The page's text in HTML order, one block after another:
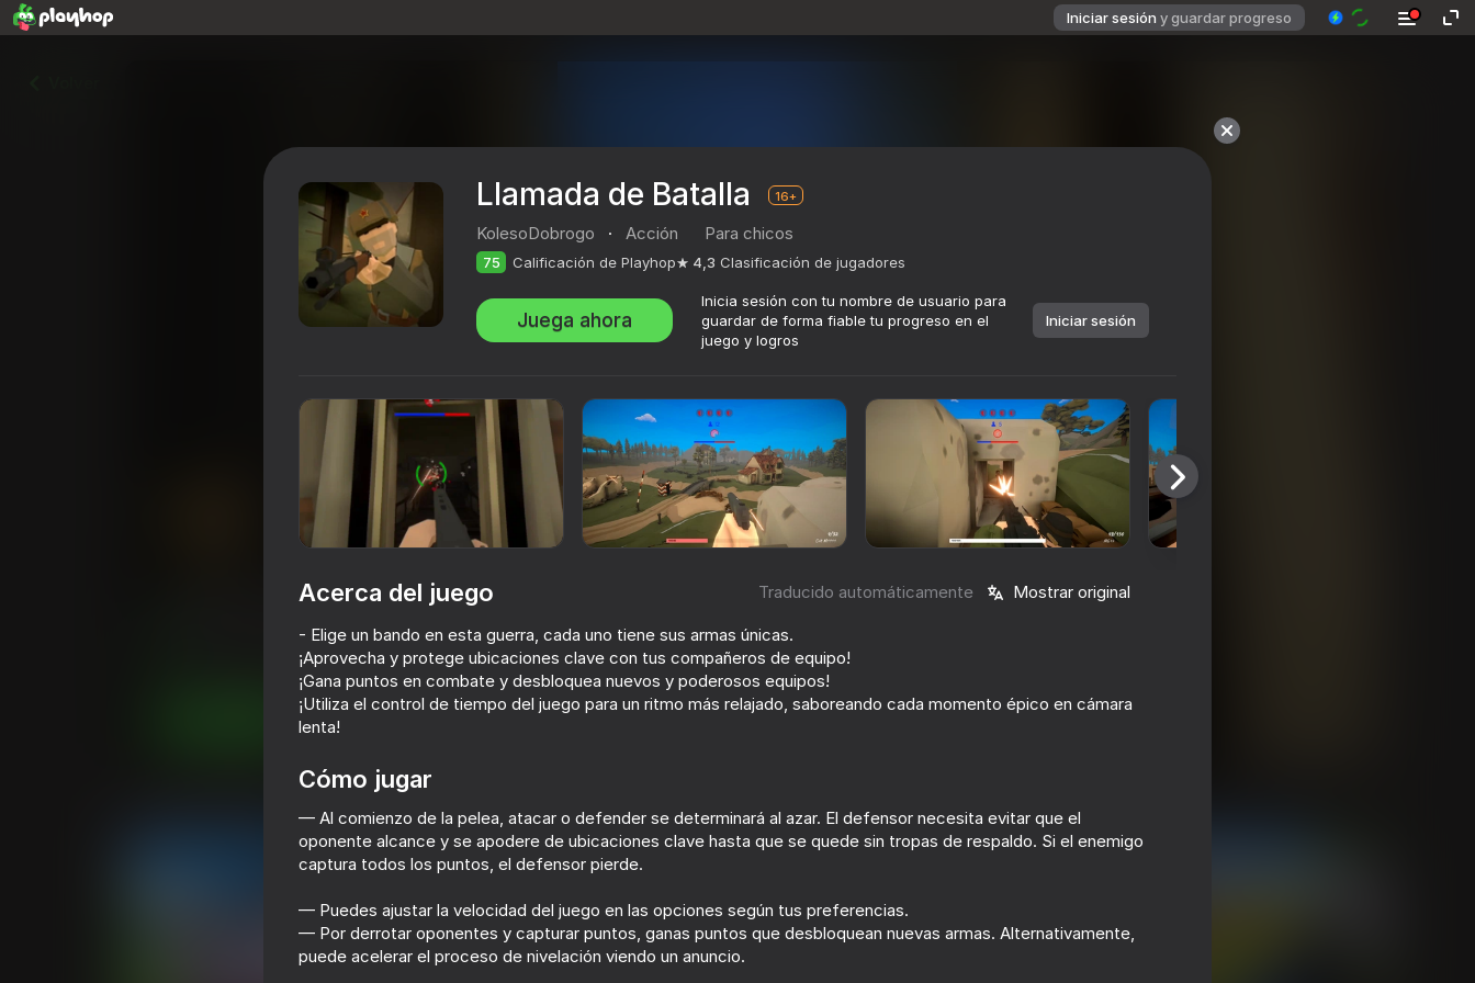
Iniciar sesión y guardar progreso
Llamada de Batalla
Calificación de Playhop 4,3 Clasificación de jugadores 16+
Para chicos KolesoDobrogo
Llamada de Batalla 16+
KolesoDobrogo · Acción Para chicos
75 Calificación de Playhop 4,3 Clasificación de jugadores
Juega ahora
Inicia sesión con tu nombre de usuario para
guardar de forma fiable tu progreso en el
juego y logros
Iniciar sesión
Acerca del juego Traducido automáticamente Mostrar original
- Elige un bando en esta guerra, cada uno tiene sus armas únicas.
¡Aprovecha y protege ubicaciones clave con tus compañeros de equipo!
¡Gana puntos en combate y desbloquea nuevos y poderosos equipos!
¡Utiliza el control de tiempo del juego para un ritmo más relajado, saboreando cada momento épico en cámara
lenta!
Cómo jugar
— Al comienzo de la pelea, atacar o defender se determinará al azar. El defensor necesita evitar que el
oponente alcance y se apodere de ubicaciones clave hasta que se quede sin tropas de respaldo. Si el enemigo
captura todos los puntos, el defensor pierde.
— Puedes ajustar la velocidad del juego en las opciones según tus preferencias.
— Por derrotar oponentes y capturar puntos, ganas puntos que desbloquean nuevas armas. Alternativamente,
puede acelerar el proceso de nivelación viendo un anuncio.